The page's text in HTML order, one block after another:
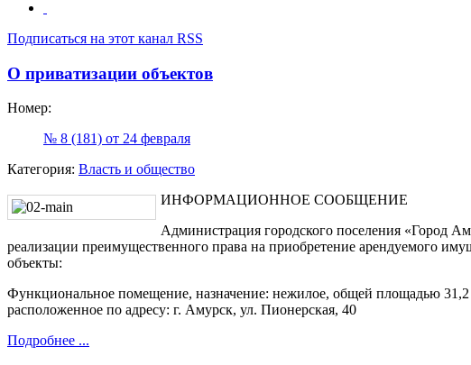
Подписаться на этот канал RSS
О приватизации объектов
Номер:
№ 8 (181) от 24 февраля
Категория: Власть и общество
ИНФОРМАЦИОННОЕ СООБЩЕНИЕ
Администрация городского поселения «Город
реализации преимущественного права на приобретение арендуемого
объекты:
Функциональное помещение, назначение: нежилое, общей площадью
расположенное по адресу: г. Амурск, ул. Пионерская, 40
Подробнее ...